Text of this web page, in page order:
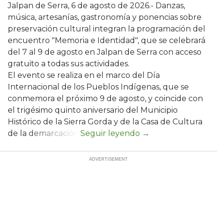
Jalpan de Serra, 6 de agosto de 2026.- Danzas,
música, artesanías, gastronomía y ponencias sobre
preservación cultural integran la programación del
encuentro "Memoria e Identidad", que se celebrará
del 7 al 9 de agosto en Jalpan de Serra con acceso
gratuito a todas sus actividades.
El evento se realiza en el marco del Día
Internacional de los Pueblos Indígenas, que se
conmemora el próximo 9 de agosto, y coincide con
el trigésimo quinto aniversario del Municipio
Histórico de la Sierra Gorda y de la Casa de Cultura
de la demarcación.